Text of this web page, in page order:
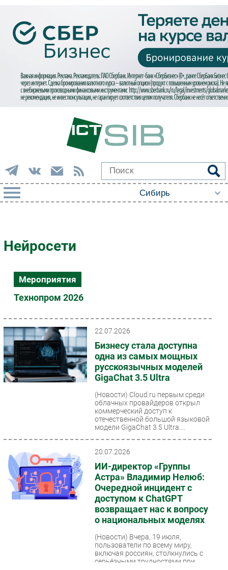
Импорто­замещение
Автоматизация Промышленности
Интернет
Мобильная связь
Фиксированная связь
Рынок ПК
Маркетинг
Торговые сети
Оборудование
ПО
Финансы
Web
Безопасность
Инновации
CIO/Управление ИТ
Нейросети
Мероприятия
Технопром 2026
22.07.2026
Бизнесу стала доступна
одна из самых мощных
русскоязычных моделей
GigaChat 3.5 Ultra
(Новости) Cloud.ru первым среди
облачных провайдеров открыл
коммерческий доступ к
отечественной большой языковой
модели GigaChat 3.5 Ultra....
20.07.2026
ИИ-директор «Группы
Астра» Владимир Нелюб:
Очередной инцидент с
доступом к ChatGPT
возвращает нас к вопросу
о национальных моделях
(Новости) Вчера, 19 июля,
пользователи по всему миру,
включая россиян, столкнулись с
серьёзными трудностями при